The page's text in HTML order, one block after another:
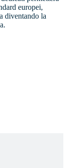
europei,
diventando la